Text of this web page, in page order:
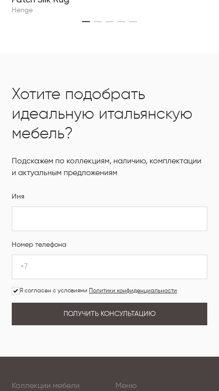
Henge
Хотите подобрать
идеальную итальянскую
мебель?
Подскажем по коллекциям, наличию, комплектации
и актуальным предложениям
Имя
Номер телефона
Я согласен с условиями Политики конфиденциальности
ПОЛУЧИТЬ КОНСУЛЬТАЦИЮ
Коллекции мебели
Меню